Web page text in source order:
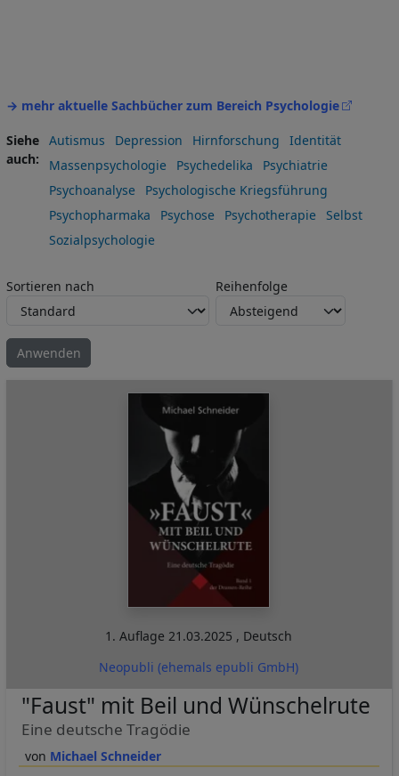
→ mehr aktuelle Sachbücher zum Bereich Psychologie
Siehe
auch
Autismus Depression Hirnforschung
Identität
Massenpsychologie
Psychedelika
Psychiatrie
Psychoanalyse
Psychologische Kriegsführung
Psychopharmaka
Psychose Psychotherapie
Selbst
Sozialpsychologie
Sortieren nach Reihenfolge
1. Auflage21.03.2025 , Deutsch
Neopubli (ehemals epubli GmbH)
Michael Schneider
"Faust" mit Beil und Wünschelrute
Eine deutsche Tragödie